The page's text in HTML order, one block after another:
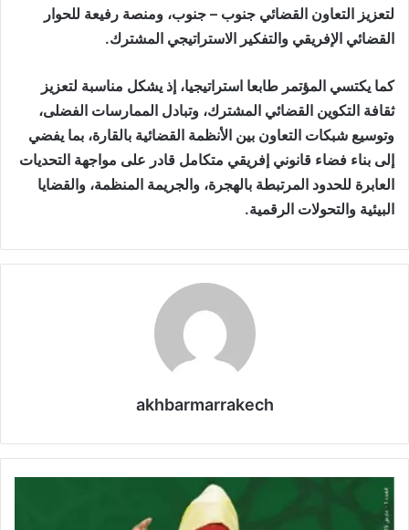
لتعزيز التعاون القضائي جنوب – جنوب، ومنصة رفيعة للحوار
القضائي الإفريقي والتفكير الاستراتيجي المشترك.
كما يكتسي المؤتمر طابعا استراتيجيا، إذ يشكل مناسبة لتعزيز
ثقافة التكوين القضائي المشترك، وتبادل الممارسات الفضلى،
وتوسيع شبكات التعاون بين الأنظمة القضائية بالقارة، بما يفضي
إلى بناء فضاء قانوني إفريقي متكامل قادر على مواجهة التحديات
العابرة للحدود المرتبطة بالهجرة، والجريمة المنظمة، والقضايا
البيئية والتحولات الرقمية.
akhbarmarrakech